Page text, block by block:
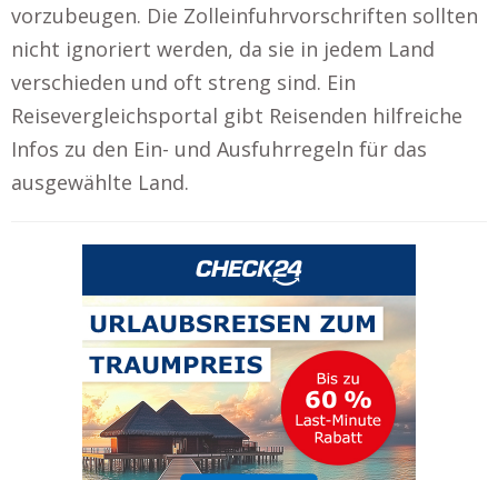
vorzubeugen. Die Zolleinfuhrvorschriften sollten
nicht ignoriert werden, da sie in jedem Land
verschieden und oft streng sind. Ein
Reisevergleichsportal gibt Reisenden hilfreiche
Infos zu den Ein- und Ausfuhrregeln für das
ausgewählte Land.